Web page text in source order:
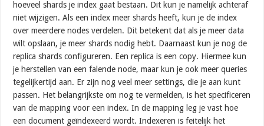
hoeveel shards je index gaat bestaan. Dit kun je namelijk achteraf
niet wijzigen. Als een index meer shards heeft, kun je de index
over meerdere nodes verdelen. Dit betekent dat als je meer data
wilt opslaan, je meer shards nodig hebt. Daarnaast kun je nog de
replica shards configureren. Een replica is een copy. Hiermee kun
je herstellen van een falende node, maar kun je ook meer queries
tegelijkertijd aan. Er zijn nog veel meer settings, die je aan kunt
passen. Het belangrijkste om nog te vermelden, is het specificeren
van de mapping voor een index. In de mapping leg je vast hoe
een document geïndexeerd wordt. Indexeren is feitelijk het